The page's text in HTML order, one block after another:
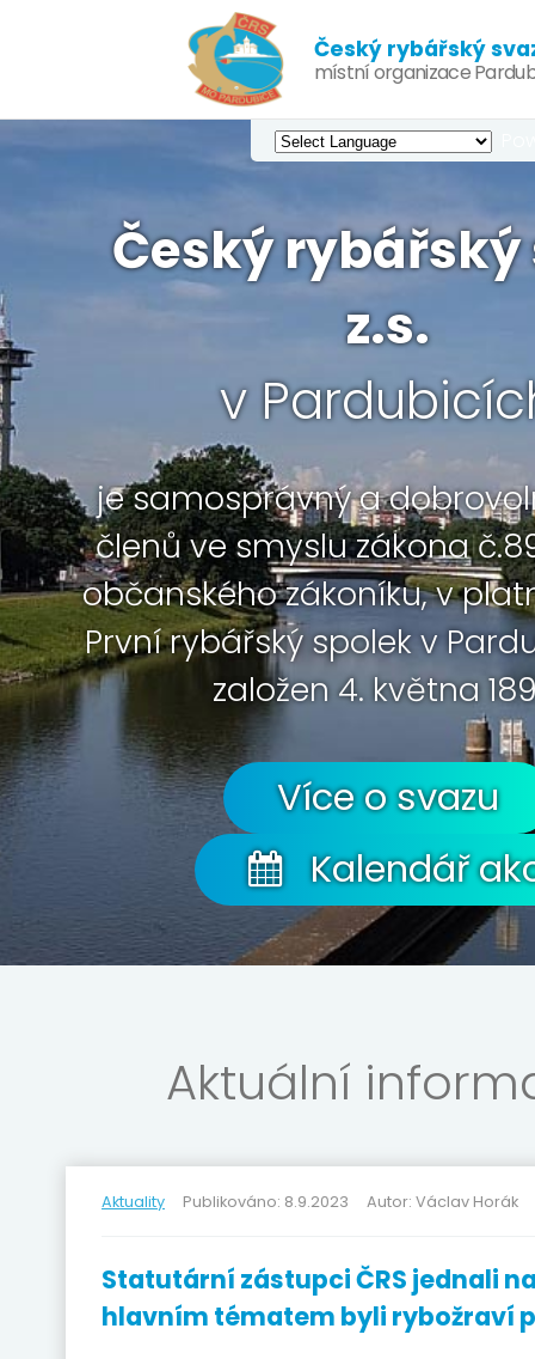
Český rybářský
místní organizace
Český rybářský
z.s.
v
je samosprávný a
členů ve smyslu zákona
občanského zákoníku, v
První rybářský spolek v
založen 4. května
Více o svazu
Kalendář
Aktuální
Aktuality Publikováno: 8.9.2023 Autor: Václav Horák
Statutární zástupci ČRS jednali na
hlavním tématem byli rybožraví